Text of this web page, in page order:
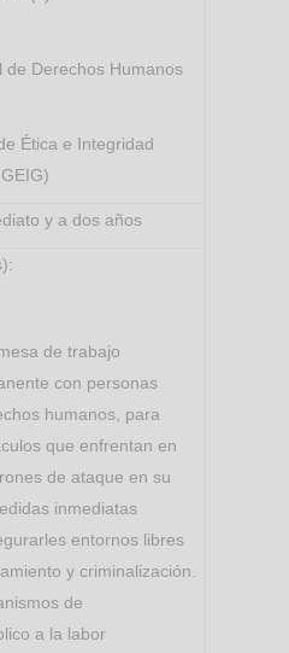
de Derechos Humanos
Ética e Integridad
y a dos años
de trabajo
con personas
humanos, para
que enfrentan en
de ataque en su
inmediatas
entornos libres
y criminalización.
de
a la labor